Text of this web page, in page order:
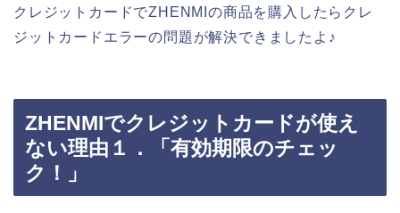
クレジットカードでZHENMIの商品を購入したらクレ
ジットカードエラーの問題が解決できましたよ♪
ZHENMIでクレジットカードが使え
ない理由１．「有効期限のチェッ
ク！」